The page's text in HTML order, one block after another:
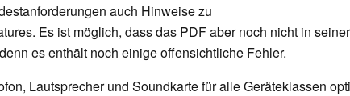
auch Hinweise zu
Es ist möglich, dass das PDF aber noch nicht in
es enthält noch einige offensichtliche Fehler.
Lautsprecher und Soundkarte für alle Geräteklassen